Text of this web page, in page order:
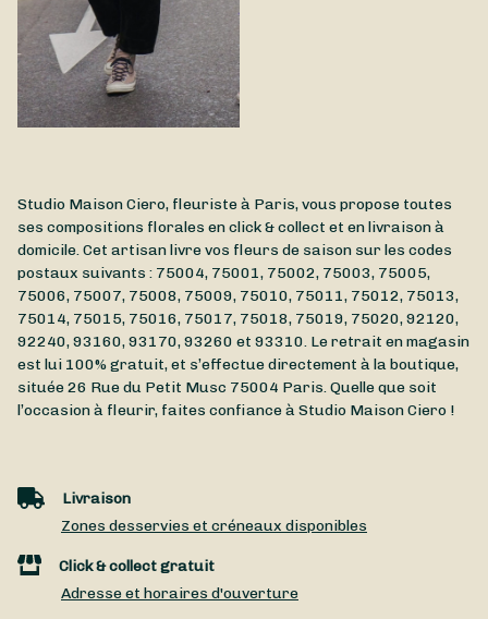
Studio Maison Ciero, fleuriste à Paris, vous propose toutes
ses compositions florales en click & collect et en livraison à
domicile. Cet artisan livre vos fleurs de saison sur les codes
postaux suivants : 75004, 75001, 75002, 75003, 75005,
75006, 75007, 75008, 75009, 75010, 75011, 75012, 75013,
75014, 75015, 75016, 75017, 75018, 75019, 75020, 92120,
92240, 93160, 93170, 93260 et 93310. Le retrait en magasin
est lui 100% gratuit, et s’effectue directement à la boutique,
située26 Rue du Petit Musc 75004 Paris. Quelle que soit
l’occasion à fleurir, faites confiance à Studio Maison Ciero !
Livraison
Zones desservies et créneaux disponibles
Click & collect gratuit
Adresse et horaires d'ouverture